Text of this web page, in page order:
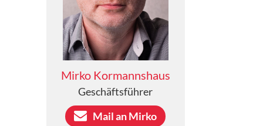
MITGESTALTEN
Zeitspenden
GeldspendenMirko Kormannshaus
Geschäftsführer
Mail an Mirko